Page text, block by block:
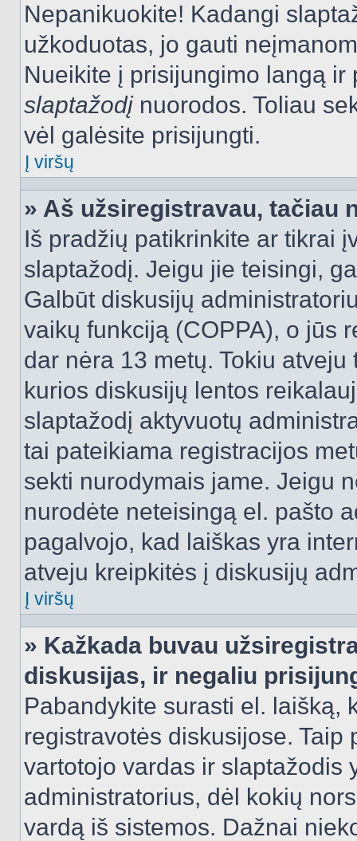
Nepanikuokite! Kadangi
užkoduotas, jo gauti
Nueikite į prisijungimo langą
slaptažodįnuorodos. Toliau
vėl galėsite prisijungti.
Į viršų
» Aš užsiregistravau, tačiau
Iš pradžių patikrinkite ar tikrai
slaptažodį. Jeigu jie teisingi,
Galbūt diskusijų
vaikų funkciją (COPPA), o jūs
dar nėra 13 metų. Tokiu
kurios diskusijų lentos
slaptažodį aktyvuotų
tai pateikiama registracijos
sekti nurodymais jame. Jeigu
nurodėte neteisingą el. pašto
pagalvojo, kad laiškas yra
atveju kreipkitės į diskusijų
Į viršų
» Kažkada buvau
diskusijas, ir negaliu
Pabandykite surasti el. laišką,
registravotės diskusijose.
vartotojo vardas ir slaptažodis
administratorius, dėl kokių
vardą iš sistemos. Dažnai